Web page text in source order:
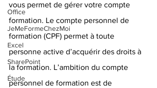
Office
JeMeFormeChezMoi
Excel
SharePoint
Étude
vous permet de gérer votre compte
formation. Le compte personnel de
formation (CPF) permet à toute
personne active d’acquérir des droits à
la formation. L’ambition du compte
personnel de formation est de